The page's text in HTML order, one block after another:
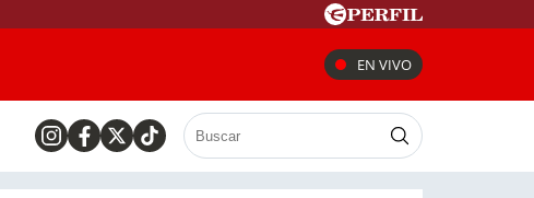
EN VIVO